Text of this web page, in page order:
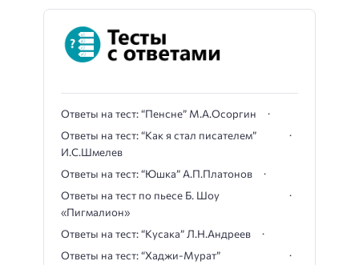
Ответы на тест: “Пенсне” М.А.Осоргин
Ответы на тест: “Как я стал писателем”
И.С.Шмелев
Ответы на тест: “Юшка” А.П.Платонов
Ответы на тест по пьесе Б. Шоу
«Пигмалион»
Ответы на тест: “Кусака” Л.Н.Андреев
Ответы на тест: “Хаджи-Мурат”